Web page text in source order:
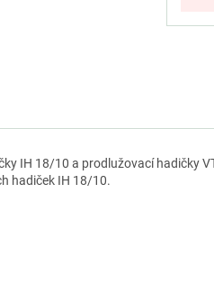
IH 18/10 a prodlužovací hadičky
hadiček IH 18/10.